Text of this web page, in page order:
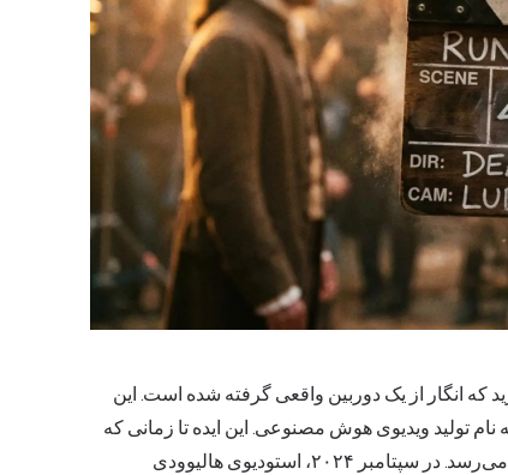
که انگار از یک دوربین واقعی گرفته شده است. این
ویدیوی هوش مصنوعی. این ایده تا زمانی که
متوجه نشوید چه کسی توجه می‌کند، مانند یک ترفند مهمانی به نظر می‌رسد. در سپتامبر ۲۰۲۴، استودیوی هالیوودی